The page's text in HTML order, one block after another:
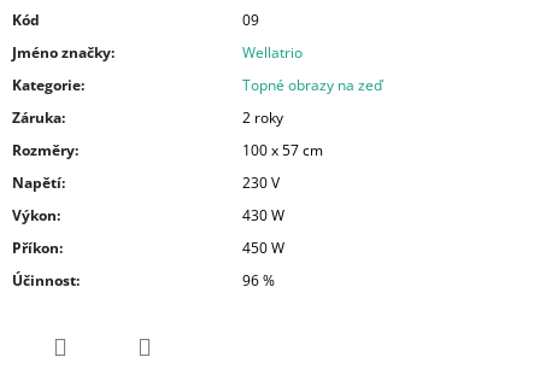
Kód
09
Jméno značky:
Wellatrio
Kategorie:
Topné obrazy na zeď
Záruka:
2 roky
Rozměry:
100 x 57 cm
Napětí:
230 V
Výkon:
430 W
Příkon:
450 W
Účinnost: 96 %